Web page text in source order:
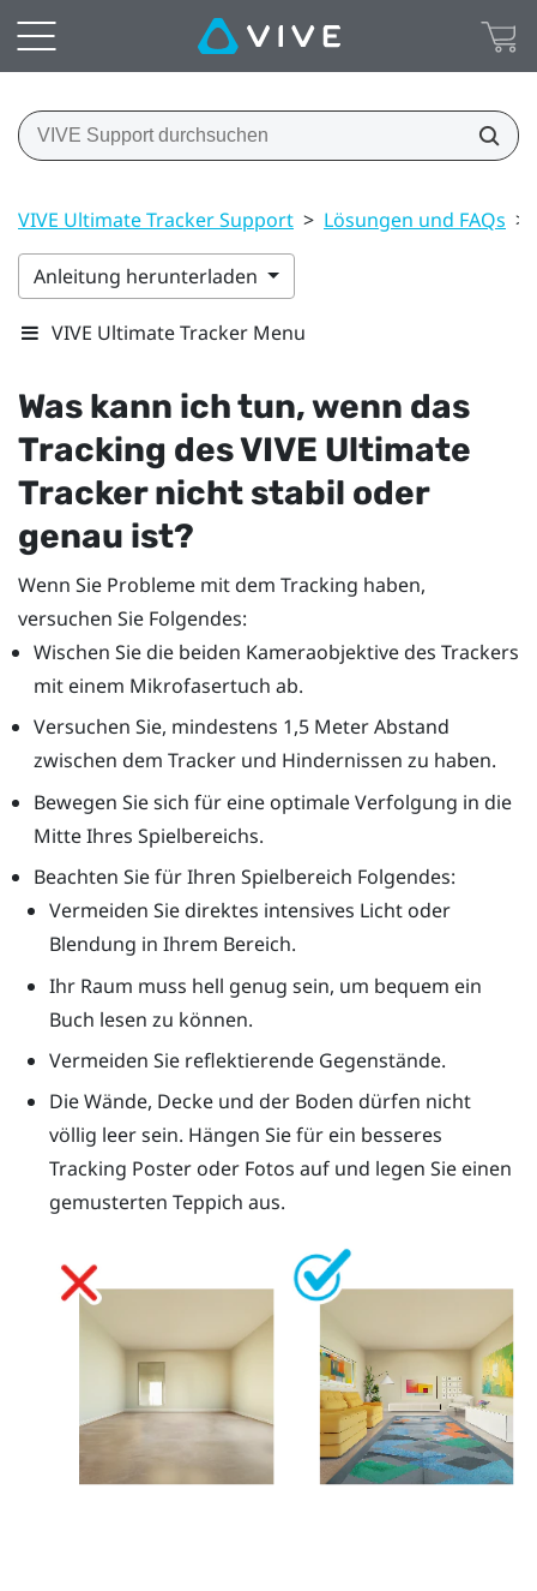
VIVE Ultimate Tracker Support > Lösungen und FAQs >
Anleitung herunterladen
VIVE Ultimate Tracker Menu
Was kann ich tun, wenn das
Tracking desVIVE Ultimate
Trackernicht stabil oder
genau ist?
Wenn Sie Probleme mit dem Tracking haben,
versuchen Sie Folgendes:
Wischen Sie die beiden Kameraobjektive des Trackers
mit einem Mikrofasertuch ab.
Versuchen Sie, mindestens 1,5 Meter Abstand
zwischen dem Tracker und Hindernissen zu haben.
Bewegen Sie sich für eine optimale Verfolgung in die
Mitte Ihres Spielbereichs.
Beachten Sie für Ihren Spielbereich Folgendes:
Vermeiden Sie direktes intensives Licht oder
Blendung in Ihrem Bereich.
Ihr Raum muss hell genug sein, um bequem ein
Buch lesen zu können.
Vermeiden Sie reflektierende Gegenstände.
Die Wände, Decke und der Boden dürfen nicht
völlig leer sein. Hängen Sie für ein besseres
Tracking Poster oder Fotos auf und legen Sie einen
gemusterten Teppich aus.